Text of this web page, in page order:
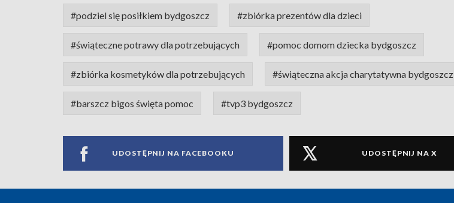
#podziel się posiłkiem bydgoszcz #zbiórka prezentów dla dzieci
#świąteczne potrawy dla potrzebujących #pomoc domom dziecka bydgoszcz
#zbiórka kosmetyków dla potrzebujących #świąteczna akcja charytatywna bydgoszcz
#barszcz bigos święta pomoc #tvp3 bydgoszcz
UDOSTĘPNIJ NA FACEBOOKU UDOSTĘPNIJ NA X